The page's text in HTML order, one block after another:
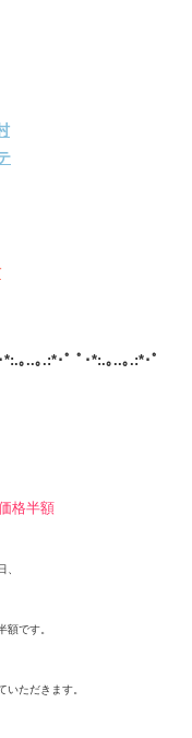
｡..｡.:*･ﾟ ﾟ･*:.｡..｡.:*･ﾟ
格半額
、
です。
いただきます。